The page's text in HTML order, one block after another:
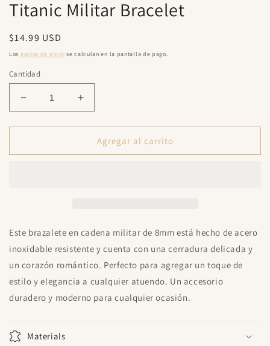
una
ventana
Titanic Militar Bracelet
Precio
habitual
$14.99 USD
Los gastos de envío se calculan en la pantalla de pago.
Cantidad
Reducir
cantidad
para
Militar
Aumentar
cantidad
para
Titanic
Militar
Agregar al carrito
Este brazalete en cadena militar de 8mm está hecho de acero
inoxidable resistente y cuenta con una cerradura delicada y
un corazón romántico. Perfecto para agregar un toque de
estilo y elegancia a cualquier atuendo. Un accesorio
duradero y moderno para cualquier ocasión.
Materials